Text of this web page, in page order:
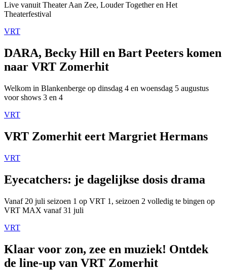
Live vanuit Theater Aan Zee, Louder Together en Het
Theaterfestival
VRT
DARA, Becky Hill en Bart Peeters komen
naar VRT Zomerhit
Welkom in Blankenberge op dinsdag 4 en woensdag 5 augustus
voor shows 3 en 4
VRT
VRT Zomerhit eert Margriet Hermans
VRT
Eyecatchers: je dagelijkse dosis drama
Vanaf 20 juli seizoen 1 op VRT 1, seizoen 2 volledig te bingen op
VRT MAX vanaf 31 juli
VRT
Klaar voor zon, zee en muziek! Ontdek
de line-up van VRT Zomerhit